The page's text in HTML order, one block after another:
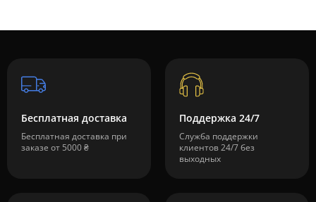
Бесплатная доставка
Бесплатная доставка при
заказе от 5000 ₴
Поддержка 24/7
Служба поддержки
клиентов 24/7 без
выходных